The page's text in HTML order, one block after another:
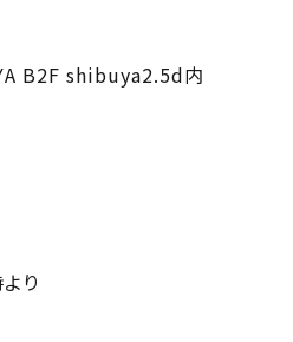
B2F shibuya2.5d内
り